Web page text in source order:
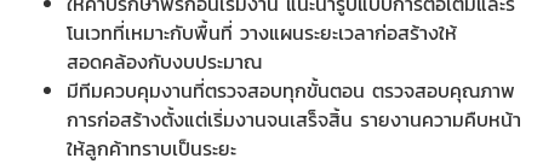
โนเวทที่เหมาะกับพื้นที่ วางแผนระยะเวลาก่อสร้างให้
สอดคล้องกับงบประมาณ
มีทีมควบคุมงานที่ตรวจสอบทุกขั้นตอน ตรวจสอบคุณภาพ
การก่อสร้างตั้งแต่เริ่มงานจนเสร็จสิ้น รายงานความคืบหน้า
ให้ลูกค้าทราบเป็นระยะ